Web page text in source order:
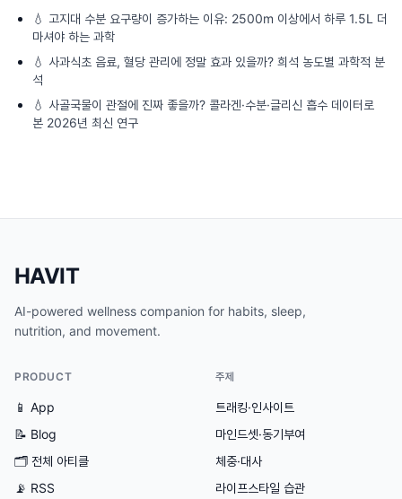
💧 고지대 수분 요구량이 증가하는 이유: 2500m 이상에서 하루 1.5L 더
마셔야 하는 과학
💧 사과식초 음료, 혈당 관리에 정말 효과 있을까? 희석 농도별 과학적 분
석
💧 사골국물이 관절에 진짜 좋을까? 콜라겐·수분·글리신 흡수 데이터로
본 2026년 최신 연구
HAVIT
AI-powered wellness companion for habits, sleep,
nutrition, and movement.
PRODUCT
📱 App
📝 Blog
🗂 전체 아티클
📡 RSS
주제
트래킹·인사이트
마인드셋·동기부여
체중·대사
라이프스타일 습관